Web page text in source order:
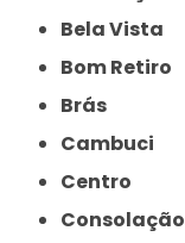
Bela Vista
Bom Retiro
Brás
Cambuci
Centro
Consolação